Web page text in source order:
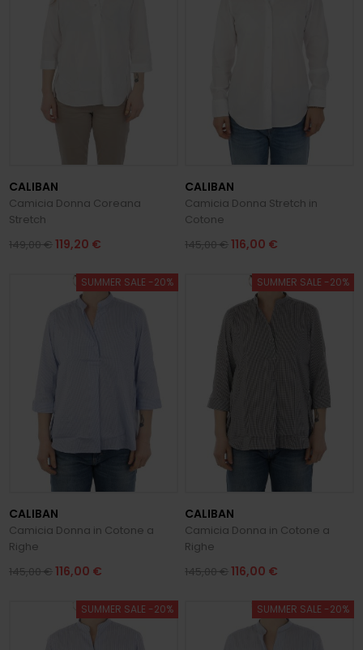
CALIBAN
Camicia Donna Coreana
Stretch
149,00 € 119,20 €
CALIBAN
Camicia Donna Stretch in
Cotone
145,00 € 116,00 €
SUMMER SALE -20%
CALIBAN
Camicia Donna in Cotone a
Righe
145,00 € 116,00 €
SUMMER SALE -20%
CALIBAN
Camicia Donna in Cotone a
Righe
145,00 € 116,00 €
SUMMER SALE -20% SUMMER SALE -20%